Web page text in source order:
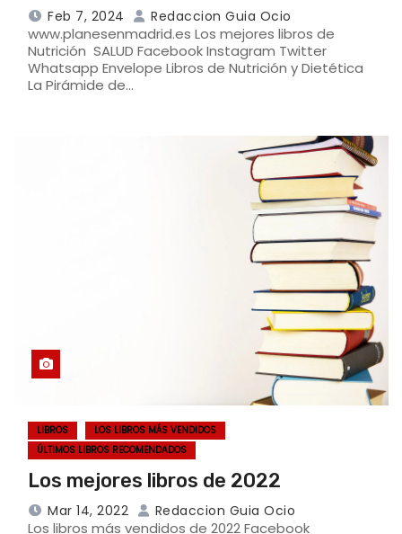
Feb 7, 2024 Redaccion Guia Ocio
www.planesenmadrid.es Los mejores libros de
Nutrición SALUD Facebook Instagram Twitter
Whatsapp Envelope Libros de Nutrición y Dietética
La Pirámide de…
LIBROS
LOS LIBROS MÁS VENDIDOS
ÚLTIMOS LIBROS RECOMENDADOS
Los mejores libros de 2022
Mar 14, 2022 Redaccion Guia Ocio
Los libros más vendidos de 2022 Facebook